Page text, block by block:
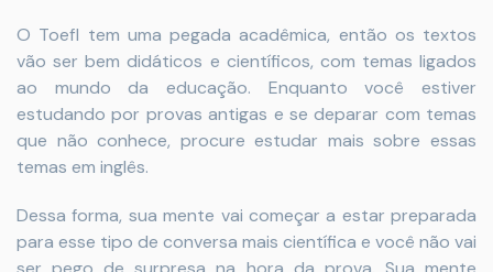
O Toefl tem uma pegada acadêmica, então os textos
vão ser bem didáticos e científicos, com temas ligados
ao mundo da educação. Enquanto você estiver
estudando por provas antigas e se deparar com temas
que não conhece, procure estudar mais sobre essas
temas em inglês.
Dessa forma, sua mente vai começar a estar preparada
para esse tipo de conversa mais científica e você não vai